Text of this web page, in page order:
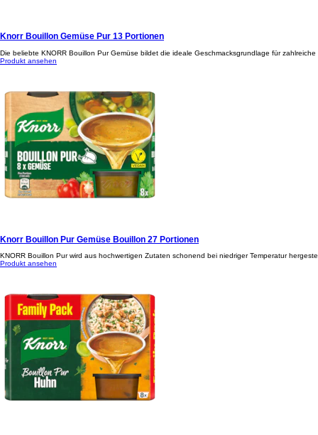
Knorr Bouillon Gemüse Pur 13 Portionen
Die beliebte KNORR Bouillon Pur Gemüse bildet die ideale Geschmacksgrundlage für
Produkt ansehen
Knorr Bouillon Pur Gemüse Bouillon 27 Portionen
KNORR Bouillon Pur wird aus hochwertigen Zutaten schonend bei niedriger Temperatur
Produkt ansehen